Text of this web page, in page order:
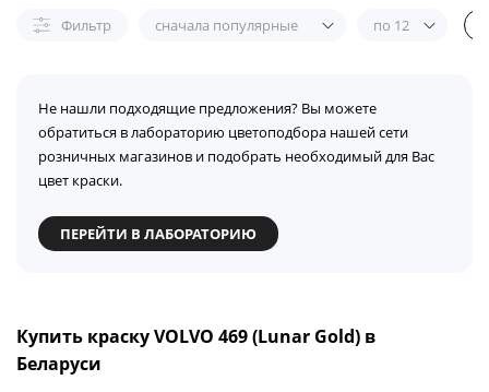
Фильтр сначала популярные по 12
Не нашли подходящие предложения? Вы можете
обратиться в лабораторию цветоподбора нашей сети
розничных магазинов и подобрать необходимый для Вас
цвет краски.
ПЕРЕЙТИ В ЛАБОРАТОРИЮ
Купить краску VOLVO 469 (Lunar Gold) в
Беларуси